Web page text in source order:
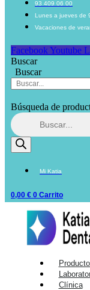
93 409 06 00
Lunes a jueves de
Vacaciones de
Facebook Youtube
Buscar
Buscar
Búsqueda de
Mi Katia
0,00 € 0 Carrito
Clínica